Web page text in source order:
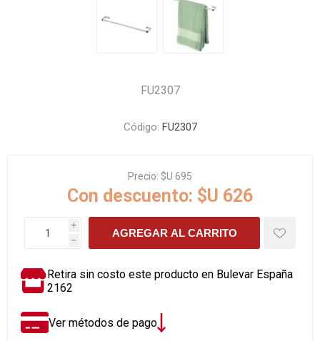
FU2307
Código: FU2307
Precio: $U 695
Con descuento: $U 626
i
h
AGREGAR AL CARRITO
Retira sin costo este producto en Bulevar España
2162
Ver métodos de pago